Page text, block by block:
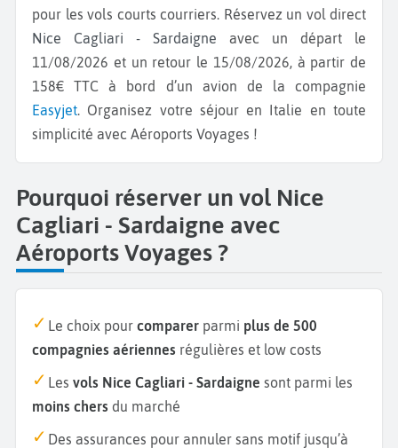
pour les vols courts courriers. Réservez un vol direct
Nice Cagliari - Sardaigne avec un départ le
11/08/2026 et un retour le 15/08/2026, à partir de
158€ TTC à bord d’un avion de la compagnie
Easyjet. Organisez votre séjour en Italie en toute
simplicité avec Aéroports Voyages !
Pourquoi réserver un vol Nice
Cagliari - Sardaigne avec
Aéroports Voyages ?
Le choix pour comparer parmi plus de 500
compagnies aériennes régulières et low costs
Les vols Nice Cagliari - Sardaigne sont parmi les
moins chers du marché
Des assurances pour annuler sans motif jusqu’à